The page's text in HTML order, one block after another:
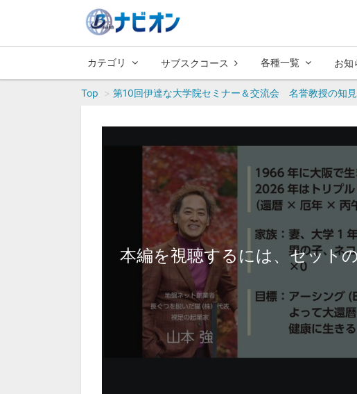
カテゴリ サブスクコース 各種一覧 お知
Top 第10回伊達な大学院セミナー＆交流会 名誉教授の知
本編を視聴するには、セット